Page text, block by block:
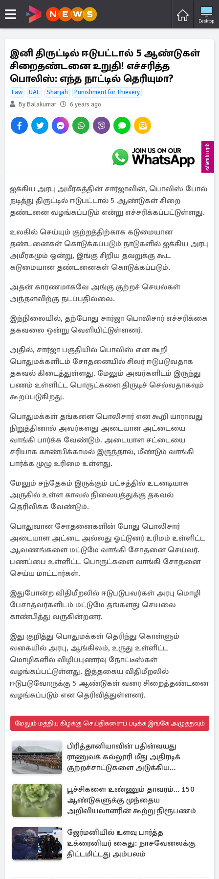
Desktop
இனி திருட்டில் ஈடுபட்டால் 5 ஆண்டுகள்
சிறைதண்டனை உறுதி! எச்சரித்த
பொலிஸ்: எந்த நாட்டில் தெரியுமா?
Law UAE Sharjah
Punishment for Thievery
By Balakumar
6 years ago
விளம்பரம்
ஐக்கிய அரபு அமீரகத்தின் சார்ஜாவின், பொலிஸ் போல்
நடித்து திருட்டில் ஈடுபட்டால் 5 ஆண்டுகள் சிறை
தண்டனை வழங்கப்படும் என்று எச்சரிக்கப்பட்டுள்ளது.
உலகில் செய்யும் குற்றத்திற்காக கடுமையான
தண்டனைகள் கொடுக்கப்படும் நாடுகளில் ஐக்கிய அரபு
அமீரகமும் ஒன்று, இங்கு சிறிய தவறுக்கு கூட
கடுமையான தண்டனைகள் கொடுக்கப்படும்.
அதன் காரணமாகவே அங்கு குற்றச் செயல்கள்
அந்தளவிற்கு நடப்பதில்லை.
இந்நிலையில், தற்போது சார்ஜா பொலிசார் எச்சரிக்கை
தகவலை ஒன்று வெளியிட்டுள்ளனர்.
அதில், சார்ஜா பகுதியில் பொலிஸ் என கூறி
பொதுமக்களிடம் சோதனையில் சிலர் ஈடுபடுவதாக
தகவல் கிடைத்துள்ளது. மேலும் அவர்களிடம் இருந்து
பணம் உள்ளிட்ட பொருட்களை திருடிச் செல்வதாகவும்
கூறப்படுகிறது.
பொதுமக்கள் தங்களை பொலிசார் என கூறி யாராவது
நிறுத்தினால் அவர்களது அடையாள அட்டையை
வாங்கி பார்க்க வேண்டும். அடையாள சட்டையை
சரியாக காண்பிக்காமல் இருந்தால், மீண்டும் வாங்கி
பார்க்க முழு உரிமை உள்ளது.
மேலும் சந்தேகம் இருக்கும் பட்சத்தில் உடனடியாக
அருகில் உள்ள காவல் நிலையத்துக்கு தகவல்
தெரிவிக்க வேண்டும்.
பொதுவான சோதனைகளின் போது பொலிசார்
அடையாள அட்டை அல்லது ஓட்டுனர் உரிமம் உள்ளிட்ட
ஆவணங்களை மட்டுமே வாங்கி சோதனை செய்வர்.
பணப்பை உள்ளிட்ட பொருட்களை வாங்கி சோதனை
செய்ய மாட்டார்கள்.
இதுபோன்ற விதிமீறலில் ஈடுபடுபவர்கள் அரபு மொழி
பேசாதவர்களிடம் மட்டுமே தங்களது செயலை
காண்பித்து வருகின்றனர்.
இது குறித்து பொதுமக்கள் தெரிந்து கொள்ளும்
வகையில் அரபு, ஆங்கிலம், உருது உள்ளிட்ட
மொழிகளில் விழிப்புணர்வு நோட்டீஸ்கள்
வழங்கப்பட்டுள்ளது. இத்தகைய விதிமீறலில்
ஈடுபடுவோருக்கு 5 ஆண்டுகள் வரை சிறைத்தண்டனை
வழங்கப்படும் என தெரிவித்துள்ளனர்.
மேலும் மத்திய கிழக்கு செய்திகளைப் படிக்க இங்கே அழுத்தவும்
பிரித்தானியாவின் பதின்வயது
ராணுவக் கல்லூரி மீது அதிரடிக்
குற்றச்சாட்டுகளை அடுக்கிய
பூச்சிகளை உண்ணும் தாவரம்... 150
ஆண்டுகளுக்கு முந்தைய
அறிவியலாளரின் கூற்று நிரூபணம்
ஜேர்மனியில் உளவு பார்த்த
உக்ரைனியர் கைது: நாசவேலைக்கு
திட்டமிட்டது அம்பலம்